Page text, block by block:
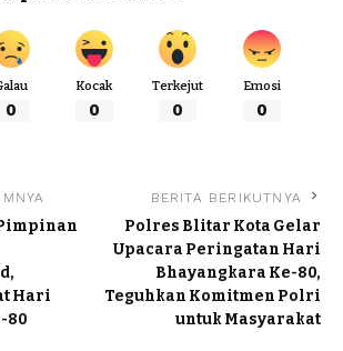
0
Kocak
0
Terkejut
0
Emosi
0
Hari
80
BERITA BERIKUTNYA
Polres Blitar Kota Gelar
Upacara Peringatan Hari
Bhayangkara Ke-80,
Teguhkan Komitmen Polri
untuk Masyarakat